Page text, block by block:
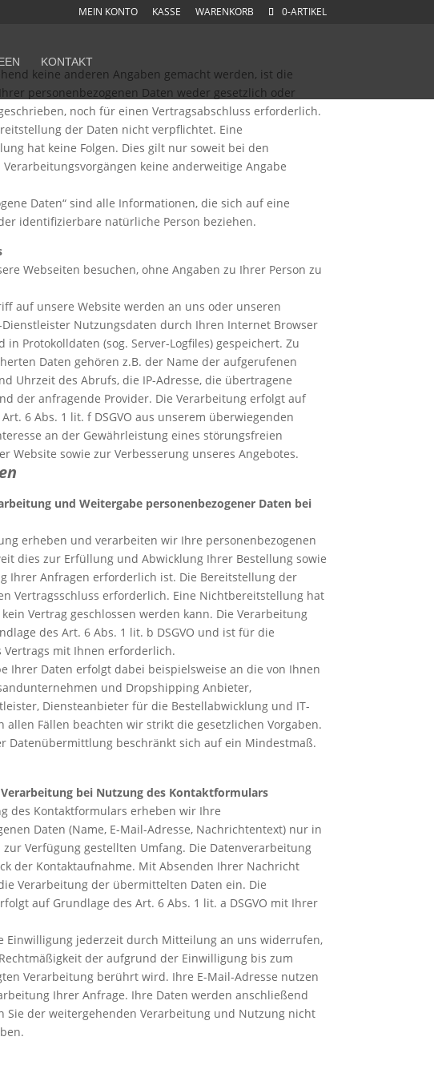
MEIN KONTO KASSE WARENKORB 0-ARTIKEL
KONTAKT
keine anderen Angaben gemacht werden, ist die
personenbezogenen Daten weder gesetzlich oder
noch für einen Vertragsabschluss erforderlich.
der Daten nicht verpflichtet. Eine
hat keine Folgen. Dies gilt nur soweit bei den
keine anderweitige Angabe
Daten“ sind alle Informationen, die sich auf eine
identifizierbare natürliche Person beziehen.
Webseiten besuchen, ohne Angaben zu Ihrer Person zu
auf unsere Website werden an uns oder unseren
Dienstleister Nutzungsdaten durch Ihren Internet Browser
Protokolldaten (sog. Server-Logfiles) gespeichert. Zu
Daten gehören z.B. der Name der aufgerufenen
Uhrzeit des Abrufs, die IP-Adresse, die übertragene
der anfragende Provider. Die Verarbeitung erfolgt auf
6 Abs. 1 lit. f DSGVO aus unserem überwiegenden
an der Gewährleistung eines störungsfreien
Website sowie zur Verbesserung unseres Angebotes.
und Weitergabe personenbezogener Daten bei
erheben und verarbeiten wir Ihre personenbezogenen
dies zur Erfüllung und Abwicklung Ihrer Bestellung sowie
Ihrer Anfragen erforderlich ist. Die Bereitstellung der
Vertragsschluss erforderlich. Eine Nichtbereitstellung hat
kein Vertrag geschlossen werden kann. Die Verarbeitung
des Art. 6 Abs. 1 lit. b DSGVO und ist für die
Vertrags mit Ihnen erforderlich.
Ihrer Daten erfolgt dabei beispielsweise an die von Ihnen
und Dropshipping Anbieter,
Diensteanbieter für die Bestellabwicklung und IT-
allen Fällen beachten wir strikt die gesetzlichen Vorgaben.
Datenübermittlung beschränkt sich auf ein Mindestmaß.
bei Nutzung des Kontaktformulars
des Kontaktformulars erheben wir Ihre
Daten (Name, E-Mail-Adresse, Nachrichtentext) nur in
Verfügung gestellten Umfang. Die Datenverarbeitung
der Kontaktaufnahme. Mit Absenden Ihrer Nachricht
Verarbeitung der übermittelten Daten ein. Die
auf Grundlage des Art. 6 Abs. 1 lit. a DSGVO mit Ihrer
Einwilligung jederzeit durch Mitteilung an uns widerrufen,
der aufgrund der Einwilligung bis zum
Verarbeitung berührt wird. Ihre E-Mail-Adresse nutzen
Ihrer Anfrage. Ihre Daten werden anschließend
Sie der weitergehenden Verarbeitung und Nutzung nicht